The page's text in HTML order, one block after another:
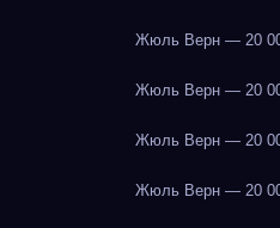
Жюль Верн — 20
Жюль Верн — 20
Жюль Верн — 20
Жюль Верн — 20